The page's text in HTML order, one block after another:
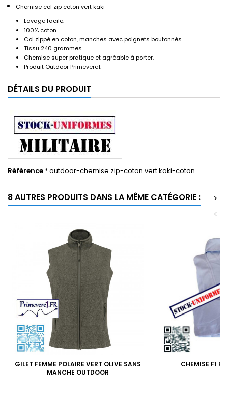
Chemise col zip coton vert kaki
Lavage facile.
100% coton.
Col zippé en coton, manches avec poignets boutonnés.
Tissu 240 grammes.
Chemise super pratique et agréable à porter.
Produit Outdoor Primevere1.
DÉTAILS DU PRODUIT
Référence * outdoor-chemise zip-coton vert kaki-coton
8 AUTRES PRODUITS DANS LA MÊME CATÉGORIE :
>
<
GILET FEMME POLAIRE VERT OLIVE SANS
MANCHE OUTDOOR
CHEMISE F1